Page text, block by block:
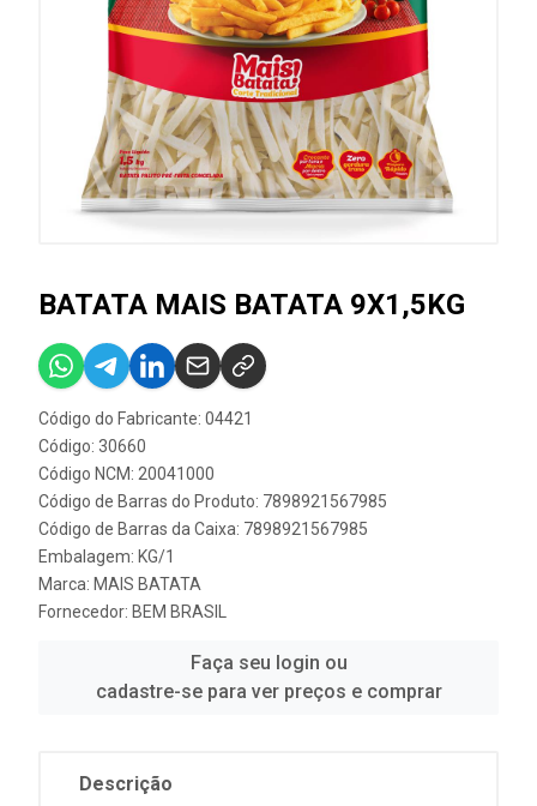
BATATA MAIS BATATA 9X1,5KG
Código do Fabricante: 04421
Código: 30660
Código NCM: 20041000
Código de Barras do Produto: 7898921567985
Código de Barras da Caixa: 7898921567985
Embalagem: KG/1
Marca: MAIS BATATA
Fornecedor: BEM BRASIL
Faça seu login ou
cadastre-se para ver preços e comprar
Descrição